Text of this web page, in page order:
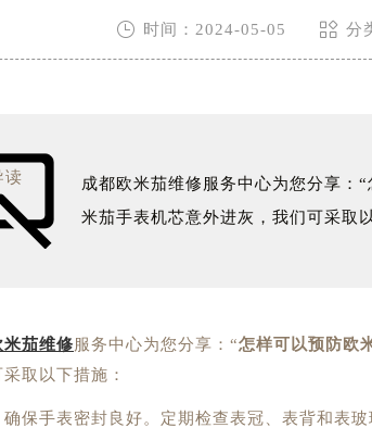
 时间：2024-05-05  分
读
成都欧米茄维修服务中心为您分享：
米茄手表机芯意外进灰，我们可采取
米茄维修 服务中心为您分享：“怎样可以预防欧
取以下措施：
手表密封良好。定期检查表冠、表背和表玻